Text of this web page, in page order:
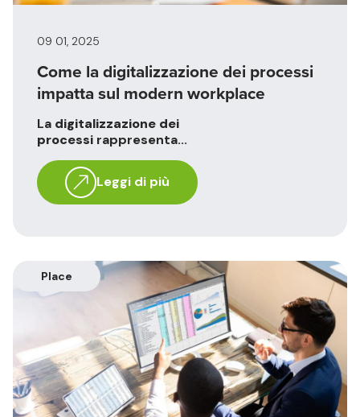
09 01, 2025
Come la digitalizzazione dei processi
impatta sul modern workplace
La digitalizzazione dei
processi rappresenta...
Leggi di più
Place